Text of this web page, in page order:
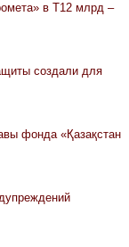
в Т12 млрд –
создали для
фонда «Қазақстан